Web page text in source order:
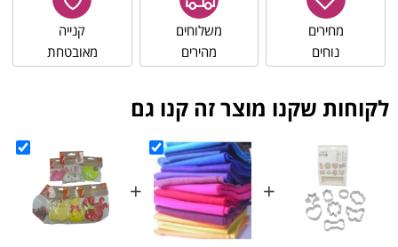
מחירים
נוחים
משלוחים
מהירים
קנייה
מאובטחת
לקוחות שקנו מוצר זה קנו גם
+
+